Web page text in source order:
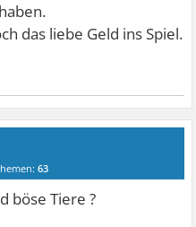
das liebe Geld ins Spiel.
63
böse Tiere ?